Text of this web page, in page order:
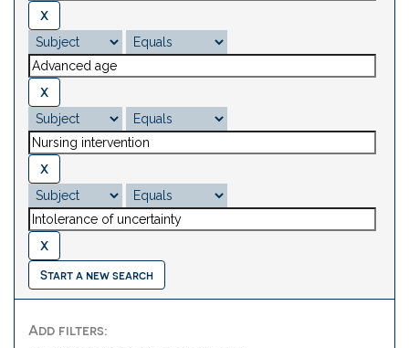
Start a new search
Add filters: